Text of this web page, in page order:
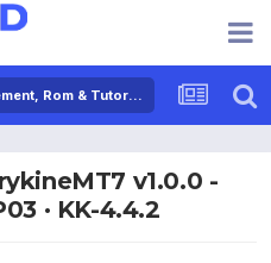
Huawei Ascend Mate 7 - Développement, Rom & Tutoriels
v1.0.0 -
· KK-4.4.2